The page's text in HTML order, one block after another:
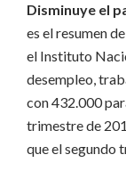
Disminuye el
es el resumen
el Instituto
desempleo,
con 432.000
trimestre de
que el segundo